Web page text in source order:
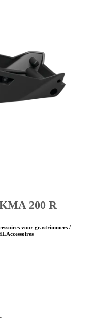
KMA 200 R
voor grastrimmers /
Accessoires